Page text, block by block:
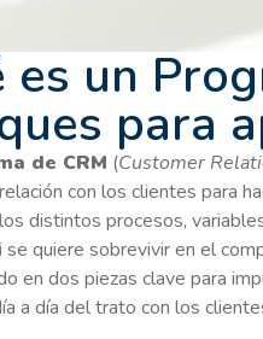
es un
para
de CRM (Customer
con los clientes para
distintos procesos,
se quiere sobrevivir en el
en dos piezas clave para
a día del trato con los